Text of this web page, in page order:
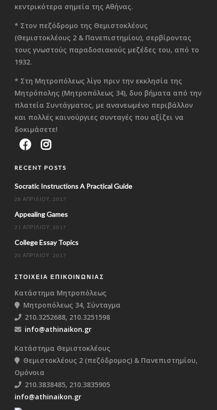
κεντρικότερα σημεία της Αθήνας.
* Στον πεζόδρομο της Θεμιστοκλέους
(Θεμιστοκλέους 2 & Πανεπιστημίου), σερβίροντας
τους γνωστούς παραδοσιακούς μεζέδες του, από το
1932.
* Στη Μητροπόλεως λίγο πριν την εκκλησία της
Μητρόπολης (Μητροπόλεως 34), δυο βήματα από την
πλατεία Συντάγματος, με ανανεωμένο περιβάλλον
και πολλές καινούργιες συνταγές που αξίζει να
δοκιμάσετε!
RECENT POSTS
Socratic Instructions A Practical Guide
28 ΑΠΡΙΛΊΟΥ, 2017
Appealing Games
21 ΑΠΡΙΛΊΟΥ, 2017
College Essay Topics
20 ΑΠΡΙΛΊΟΥ, 2017
ΣΤΟΙΧΕΊΑ ΕΠΙΚΟΙΝΩΝΊΑΣ
Κατάστημα Μητροπόλεως
Μητροπόλεως 34, Σύνταγμα
210.3252688, 210.3251598
info@athinaikon.gr
Κατάστημα Θεμιστοκλέους
Θεμιστοκλέους 2 (πεζόδρομος) & Πανεπιστημίου,
Ομόνοια
210.3838485, 210.3835905
info@athinaikon.gr